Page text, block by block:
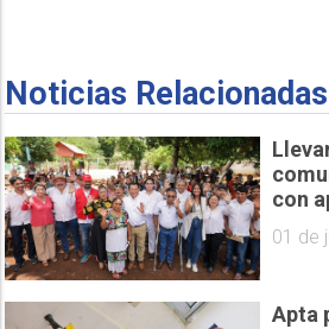
Noticias Relacionadas
con
01 de
Apta